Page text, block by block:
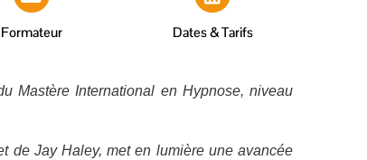
Formateur Dates & Tarifs
Mastère International en Hypnose, niveau
de Jay Haley, met en lumière une avancée